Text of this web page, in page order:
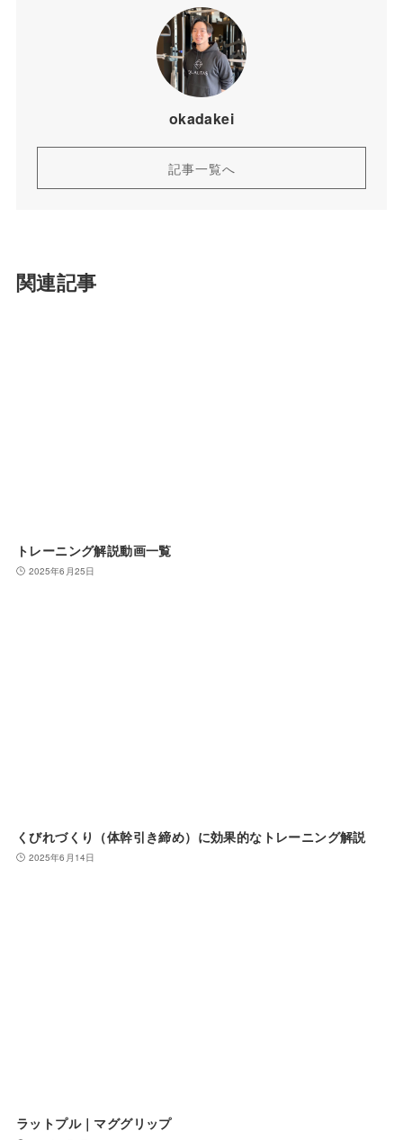
okadakei
記事一覧へ
関連記事
トレーニング解説動画一覧
2025年6月25日
くびれづくり（体幹引き締め）に効果的なトレーニング解説
2025年6月14日
ラットプル｜マググリップ